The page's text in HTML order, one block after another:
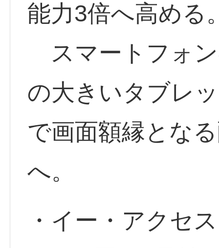
能力3倍へ高める
スマートフォ
の大きいタブレ
で画面額縁とな
へ。
・イー・アクセ